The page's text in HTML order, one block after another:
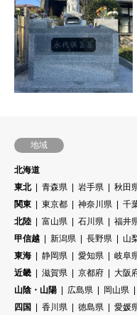
地域
北海道
東北
青森県 岩手県 秋田
関東
東京都 神奈川県 千
北陸
富山県 石川県
福井
甲信越
新潟県 長野県
山
東海
静岡県 愛知県 岐阜
近畿
滋賀県 京都府 大阪
山陰・山陽
広島県 岡山県
四国
香川県 徳島県 愛媛